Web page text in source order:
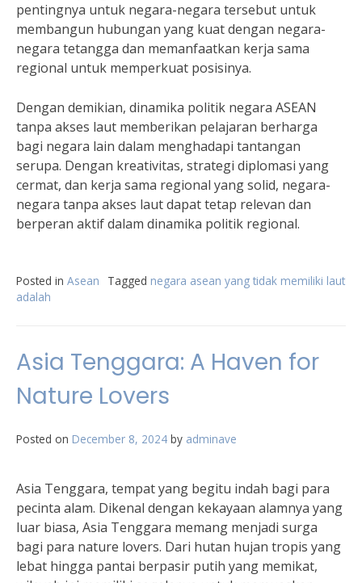
pentingnya untuk negara-negara tersebut untuk
membangun hubungan yang kuat dengan negara-
negara tetangga dan memanfaatkan kerja sama
regional untuk memperkuat posisinya.
Dengan demikian, dinamika politik negara ASEAN
tanpa akses laut memberikan pelajaran berharga
bagi negara lain dalam menghadapi tantangan
serupa. Dengan kreativitas, strategi diplomasi yang
cermat, dan kerja sama regional yang solid, negara-
negara tanpa akses laut dapat tetap relevan dan
berperan aktif dalam dinamika politik regional.
Posted in Asean Tagged negara asean yang tidak memiliki laut
adalah
Asia Tenggara: A Haven for
Nature Lovers
Posted on December 8, 2024 by adminave
Asia Tenggara, tempat yang begitu indah bagi para
pecinta alam. Dikenal dengan kekayaan alamnya yang
luar biasa, Asia Tenggara memang menjadi surga
bagi para nature lovers. Dari hutan hujan tropis yang
lebat hingga pantai berpasir putih yang memikat,